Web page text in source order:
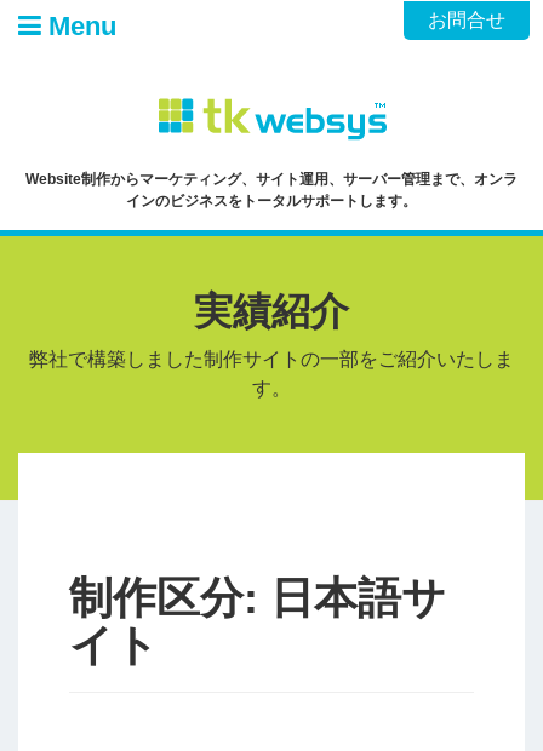
Skip
お問合せ
Website制作からマーケティング、サイト運用、サーバー管理まで、オンラ
インのビジネスをトータルサポートします。
Menu
実績紹介
弊社で構築しました制作サイトの一部をご紹介いたしま
す。
制作区分: 日本語サ
イト